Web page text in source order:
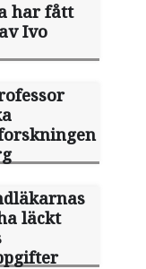
har fått
Ivo
läckt